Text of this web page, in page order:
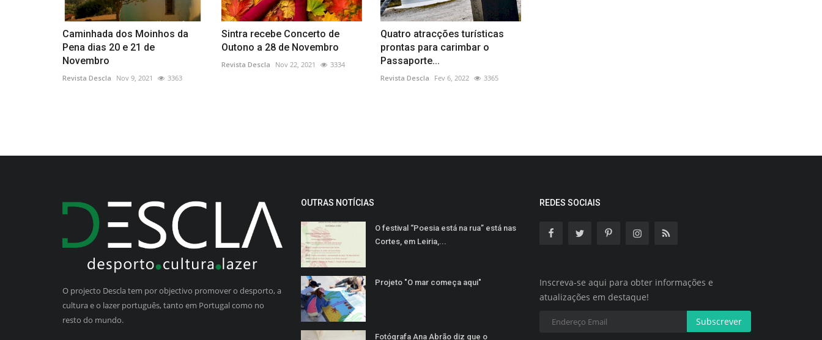
Caminhada dos Moinhos da
Pena dias 20 e 21 de
Novembro
Revista Descla Nov 9, 2021 3363
Sintra recebe Concerto de
Outono a 28 de Novembro
Revista Descla Nov 22, 2021 3334
Quatro atracções turísticas
prontas para carimbar o
Passaporte...
Revista Descla Fev 6, 2022 3365
O projecto Descla tem por objectivo promover o desporto, a
cultura e o lazer português, tanto em Portugal como no
resto do mundo.
OUTRAS NOTÍCIAS
O festival “Poesia está na rua” está nas
Cortes, em Leiria,...
Projeto "O mar começa aqui"
Fotógrafa Ana Abrão diz que o
REDES SOCIAIS
Inscreva-se aqui para obter informações e
atualizações em destaque!
Subscrever